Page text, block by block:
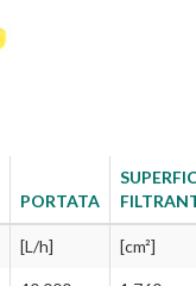
PORTATA
[L/h] [cm²]